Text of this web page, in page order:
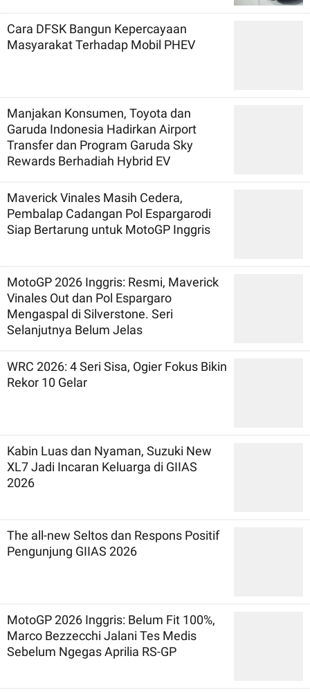
Cara DFSK Bangun Kepercayaan
Masyarakat Terhadap Mobil PHEV
Manjakan Konsumen, Toyota dan
Garuda Indonesia Hadirkan Airport
Transfer dan Program Garuda Sky
Rewards Berhadiah Hybrid EV
Maverick Vinales Masih Cedera,
Pembalap Cadangan Pol Espargarodi
Siap Bertarung untuk MotoGP Inggris
MotoGP 2026 Inggris: Resmi, Maverick
Vinales Out dan Pol Espargaro
Mengaspal di Silverstone. Seri
Selanjutnya Belum Jelas
WRC 2026: 4 Seri Sisa, Ogier Fokus Bikin
Rekor 10 Gelar
Kabin Luas dan Nyaman, Suzuki New
XL7 Jadi Incaran Keluarga di GIIAS
2026
The all-new Seltos dan Respons Positif
Pengunjung GIIAS 2026
MotoGP 2026 Inggris: Belum Fit 100%,
Marco Bezzecchi Jalani Tes Medis
Sebelum Ngegas Aprilia RS-GP